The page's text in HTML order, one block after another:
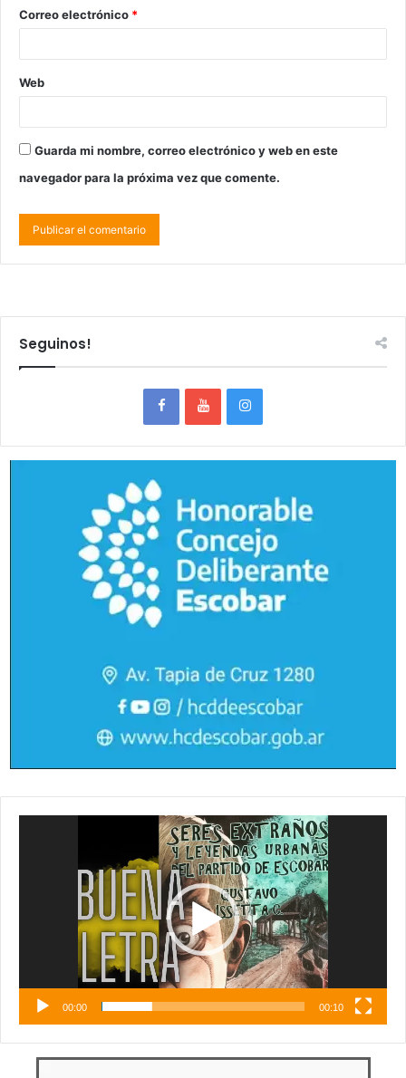
Correo electrónico *
Web
Guarda mi nombre, correo electrónico y web en este
navegador para la próxima vez que comente.
Seguinos!
00:00 00:10